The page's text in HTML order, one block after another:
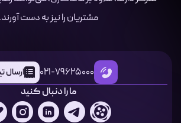
مشتریان را نیز به دست آورند.
021-79625000 ارسال
ما را دنبال کنید